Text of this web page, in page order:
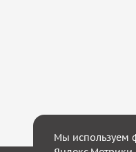
Мы используем